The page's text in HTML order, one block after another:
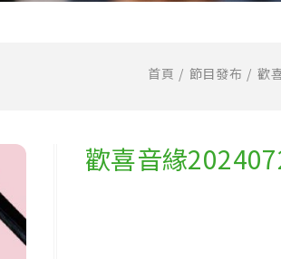
首頁 節目發布 歡
歡喜音緣